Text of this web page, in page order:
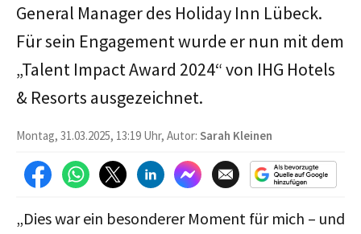
General Manager des Holiday Inn Lübeck.
Für sein Engagement wurde er nun mit dem
„Talent Impact Award 2024“ von IHG Hotels
& Resorts ausgezeichnet.
Montag, 31.03.2025, 13:19 Uhr, Autor: Sarah Kleinen
„Dies war ein besonderer Moment für mich – und